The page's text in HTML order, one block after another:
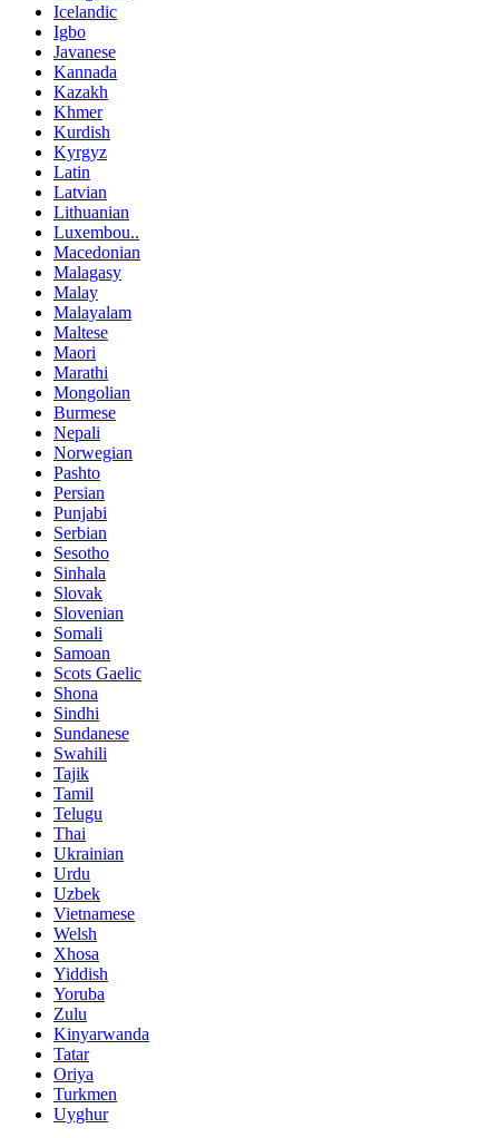
Icelandic
Igbo
Javanese
Kannada
Kazakh
Khmer
Kurdish
Kyrgyz
Latin
Latvian
Lithuanian
Luxembou..
Macedonian
Malagasy
Malay
Malayalam
Maltese
Maori
Marathi
Mongolian
Burmese
Nepali
Norwegian
Pashto
Persian
Punjabi
Serbian
Sesotho
Sinhala
Slovak
Slovenian
Somali
Samoan
Scots Gaelic
Shona
Sindhi
Sundanese
Swahili
Tajik
Tamil
Telugu
Thai
Ukrainian
Urdu
Uzbek
Vietnamese
Welsh
Xhosa
Yiddish
Yoruba
Zulu
Kinyarwanda
Tatar
Oriya
Turkmen
Uyghur